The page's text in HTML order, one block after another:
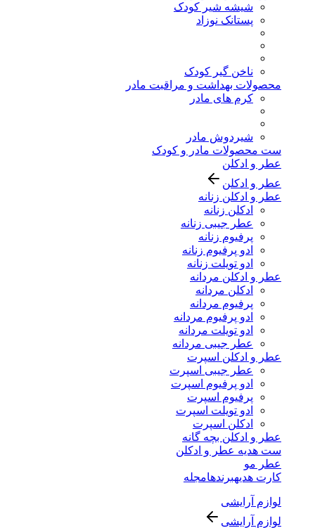
شیشه شیر کودک
پستانک نوزاد
ناخن گیر کودک
محصولات بهداشت و مراقبت مادر
کرم های مادر
شیردوش مادر
ست محصولات مادر و کودک
عطر و ادکلن
عطر و ادکلن
عطر و ادکلن زنانه
ادکلن زنانه
عطر جیبی زنانه
پرفیوم زنانه
ادو پرفیوم زنانه
ادو تویلت زنانه
عطر و ادکلن مردانه
ادکلن مردانه
پرفیوم مردانه
ادو پرفیوم مردانه
ادو تویلت مردانه
عطر جیبی مردانه
عطر و ادکلن اسپرت
عطر جیبی اسپرت
ادو پرفیوم اسپرت
پرفیوم اسپرت
ادو تویلت اسپرت
ادکلن اسپرت
عطر و ادکلن بچه گانه
ست هدیه عطر و ادکلن
عطر مو
کارت هدیهبرندهامجله
لوازم آرایشی
لوازم آرایشی